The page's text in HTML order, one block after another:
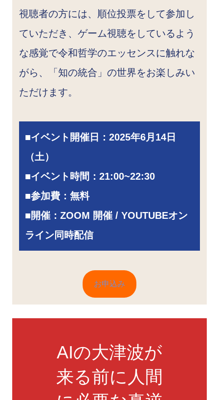
視聴者の方には、順位投票をして参加し
ていただき、ゲーム視聴をしているよう
な感覚で令和哲学のエッセンスに触れな
がら、「知の統合」の世界をお楽しみい
ただけます。
■イベント開催日： 2025年6月14日
（土）
■イベント時間：21:00~22:30
■参加費：無料
■開催：ZOOM 開催 / YOUTUBEオン
ライン同時配信
お申込み
AIの大津波が
来る前に人間